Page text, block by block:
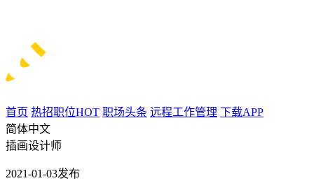
首页 热招职位HOT 职场头条 远程工作管理 下载APP
简体中文
插画设计师
2021-01-03发布